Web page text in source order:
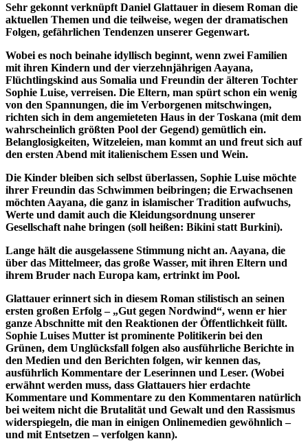
Sehr gekonnt verknüpft Daniel Glattauer in diesem Roman die
aktuellen Themen und die teilweise, wegen der dramatischen
Folgen, gefährlichen Tendenzen unserer Gegenwart.
Wobei es noch beinahe idyllisch beginnt, wenn zwei Familien
mit ihren Kindern und der vierzehnjährigen Aayana,
Flüchtlingskind aus Somalia und Freundin der älteren Tochter
Sophie Luise, verreisen. Die Eltern, man spürt schon ein wenig
von den Spannungen, die im Verborgenen mitschwingen,
richten sich in dem angemieteten Haus in der Toskana (mit dem
wahrscheinlich größten Pool der Gegend) gemütlich ein.
Belanglosigkeiten, Witzeleien, man kommt an und freut sich auf
den ersten Abend mit italienischem Essen und Wein.
Die Kinder bleiben sich selbst überlassen, Sophie Luise möchte
ihrer Freundin das Schwimmen beibringen; die Erwachsenen
möchten Aayana, die ganz in islamischer Tradition aufwuchs,
Werte und damit auch die Kleidungsordnung unserer
Gesellschaft nahe bringen (soll heißen: Bikini statt Burkini).
Lange hält die ausgelassene Stimmung nicht an. Aayana, die
über das Mittelmeer, das große Wasser, mit ihren Eltern und
ihrem Bruder nach Europa kam, ertrinkt im Pool.
Glattauer erinnert sich in diesem Roman stilistisch an seinen
ersten großen Erfolg – „Gut gegen Nordwind“, wenn er hier
ganze Abschnitte mit den Reaktionen der Öffentlichkeit füllt.
Sophie Luises Mutter ist prominente Politikerin bei den
Grünen, dem Unglücksfall folgen also ausführliche Berichte in
den Medien und den Berichten folgen, wir kennen das,
ausführlich Kommentare der Leserinnen und Leser. (Wobei
erwähnt werden muss, dass Glattauers hier erdachte
Kommentare und Kommentare zu den Kommentaren natürlich
bei weitem nicht die Brutalität und Gewalt und den Rassismus
widerspiegeln, die man in einigen Onlinemedien gewöhnlich –
und mit Entsetzen – verfolgen kann).